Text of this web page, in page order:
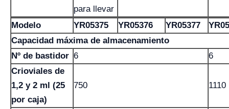
para llevar
Modelo YR05375 YR05376 YR05377
Capacidad máxima de almacenamiento
Nº de bastidor 6
6
Crioviales de
1,2 y 2 ml (25
por caja)
750 1110